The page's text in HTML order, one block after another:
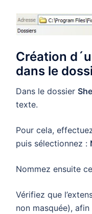
Création
dans le
Dans le dossier
texte.
Pour cela,
puis sélectionnez :
Nommez ensuite
Vérifiez que
non masquée),